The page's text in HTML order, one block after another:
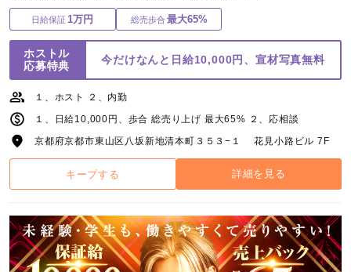
日給保証1万円 総売歩合 最大65%
ホストル
応募特典
今だけなんと日給10,000円、宣材写真無料
１、ホスト ２、内勤
１、日給10,000円、歩合 総売り上げ 最大65% ２、応相談
京都府京都市東山区八坂新地清本町３５３−１ 花見小路ビル 7F
キープする 詳細を見る